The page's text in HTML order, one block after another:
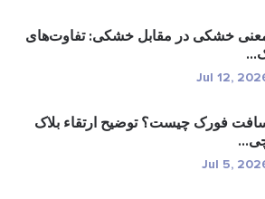
خشکی در مقابل خشکی: تفاوت‌های
Jul
چیست؟ توضیح ارتقاء بلاک
Jul